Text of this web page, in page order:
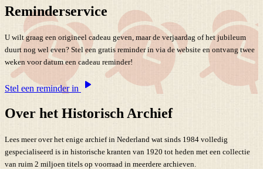
Reminderservice
U wilt graag een origineel cadeau geven, maar de verjaardag of het jubileum
duurt nog wel even? Stel een gratis reminder in via de website en ontvang twee
weken voor datum een cadeau reminder!
Stel een reminder in
Over het Historisch Archief
Lees meer over het enige archief in Nederland wat sinds 1984 volledig
gespecialiseerd is in historische kranten van 1920 tot heden met een collectie
van ruim 2 miljoen titels op voorraad in meerdere archieven.